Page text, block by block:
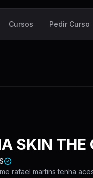
Cursos Pedir Curso
SKIN THE
rafael martins tenha